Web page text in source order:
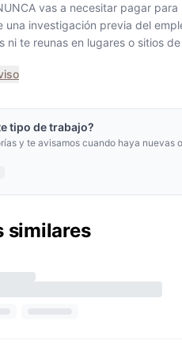
vas a necesitar pagar
una investigación previa del
ni te reunas en lugares o sitios
tipo de trabajo?
y te avisamos cuando haya nuevas
similares